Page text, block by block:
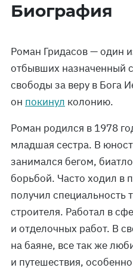
Биография
Роман Гридасов — один
отбывших назначенный
свободы за веру в Бога
он покинул колонию.
Роман родился в 1978
младшая сестра. В
занимался бегом,
борьбой. Часто ходил в
получил специальность
строителя. Работал в
и отделочных работ. В
на баяне, все так же
и путешествия,